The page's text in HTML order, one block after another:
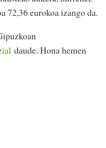
72,36 eurokoa izango da.
daude. Hona hemen